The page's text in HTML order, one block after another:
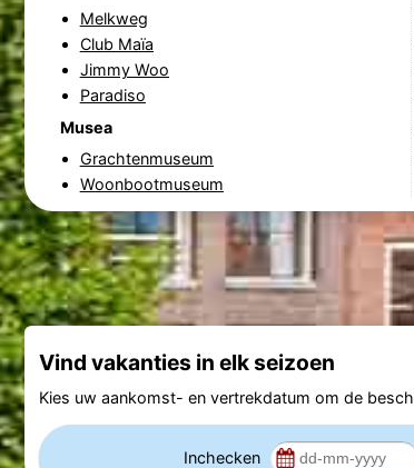
Melkweg
Club Maïa
Jimmy Woo
Paradiso
Musea
Grachtenmuseum
Woonbootmuseum
Vind vakanties in elk seizoen
Kies uw aankomst- en vertrekdatum om de
Inchecken